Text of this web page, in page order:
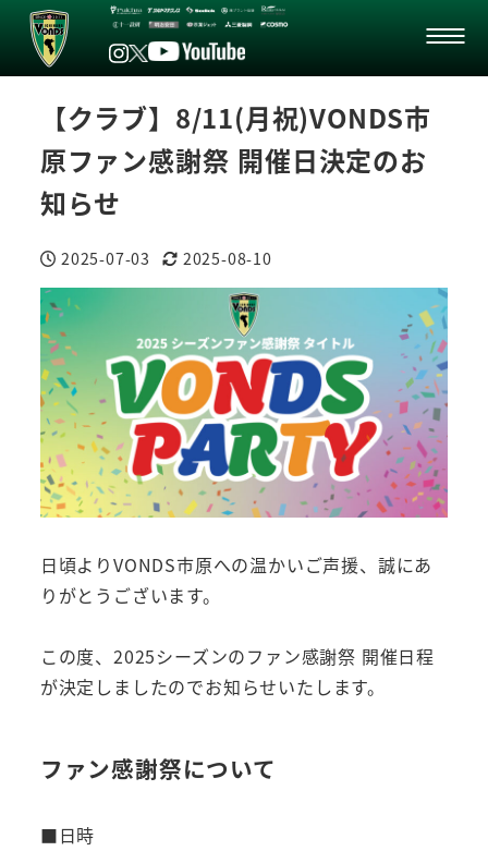
【クラブ】8/11(月祝)VONDS市
原ファン感謝祭 開催日決定のお
知らせ
投稿日
2025-07-03
更新日
2025-08-10
日頃よりVONDS市原への温かいご声援、誠にあ
りがとうございます。
この度、2025シーズンのファン感謝祭 開催日程
が決定しましたのでお知らせいたします。
ファン感謝祭について
■日時